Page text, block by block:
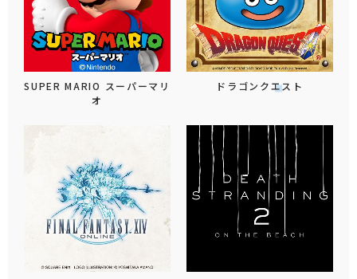
SUPER MARIO スーパーマリ
オ
ドラゴンクエスト